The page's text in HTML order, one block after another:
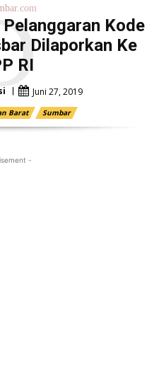
Kode
Dilaporkan Ke
RI
Juni 27, 2019
Barat Sumbar
-